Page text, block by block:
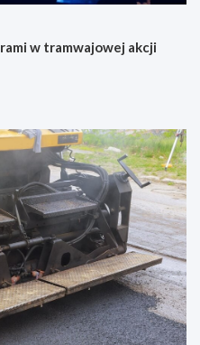
w tramwajowej akcji